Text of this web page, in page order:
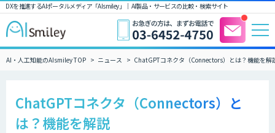
DXを推進するAIポータルメディア「AIsmiley」｜ AI製品・サービスの比較・検索サイト
AI・人工知能のAIsmiley TOP ニュース ChatGPTコネクタ（Connectors）とは？機能を解
ChatGPTコネクタ（Connectors）と
は？機能を解説